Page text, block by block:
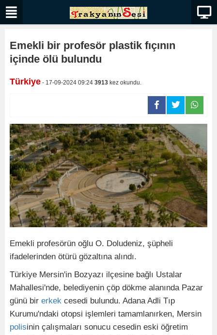
Emekli bir profesör plastik fıçının
içinde ölü bulundu
Türkiye - 17-09-2024 09:24 3913 kez okundu.
Emekli profesörün oğlu O. Doludeniz, şüpheli
ifadelerinden ötürü gözaltına alındı.
Türkiye Mersin'in Bozyazı ilçesine bağlı Ustalar
Mahallesi'nde, belediyenin çöp dökme alanında Pazar
günü bir erkek cesedi bulundu. Adana Adli Tıp
Kurumu'ndaki otopsi işlemleri tamamlanırken, Mersin
polisinin çalışmaları sonucu cesedin eski öğretim